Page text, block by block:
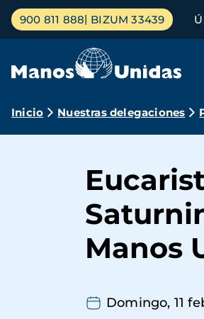
Pasar
contenido
Menú
principal
900 811 888 BIZUM 33439
Ruta
navegación
Inicio Nuestras delegaciones
Manos
Domingo, 11